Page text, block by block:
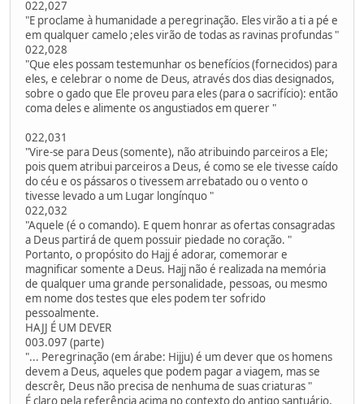
022,027
"E proclame à humanidade a peregrinação. Eles virão a ti a pé e
em qualquer camelo ;eles virão de todas as ravinas profundas "
022,028
"Que eles possam testemunhar os benefícios (fornecidos) para
eles, e celebrar o nome de Deus, através dos dias designados,
sobre o gado que Ele proveu para eles (para o sacrifício): então
coma deles e alimente os angustiados em querer "
022,031
"Vire-se para Deus (somente), não atribuindo parceiros a Ele;
pois quem atribui parceiros a Deus, é como se ele tivesse caído
do céu e os pássaros o tivessem arrebatado ou o vento o
tivesse levado a um Lugar longínquo "
022,032
"Aquele (é o comando). E quem honrar as ofertas consagradas
a Deus partirá de quem possuir piedade no coração. "
Portanto, o propósito do Hajj é adorar, comemorar e
magnificar somente a Deus. Hajj não é realizada na memória
de qualquer uma grande personalidade, pessoas, ou mesmo
em nome dos testes que eles podem ter sofrido
pessoalmente.
HAJJ É UM DEVER
003.097 (parte)
"... Peregrinação (em árabe: Hijju) é um dever que os homens
devem a Deus, aqueles que podem pagar a viagem, mas se
descrêr, Deus não precisa de nenhuma de suas criaturas "
É claro pela referência acima no contexto do antigo santuário,